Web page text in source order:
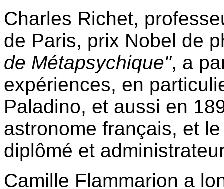
Charles Richet,
de Paris, prix Nobel de
de Métapsychique", a
expériences, en
Paladino, et aussi en
astronome français, et
diplômé et
Camille Flammarion a